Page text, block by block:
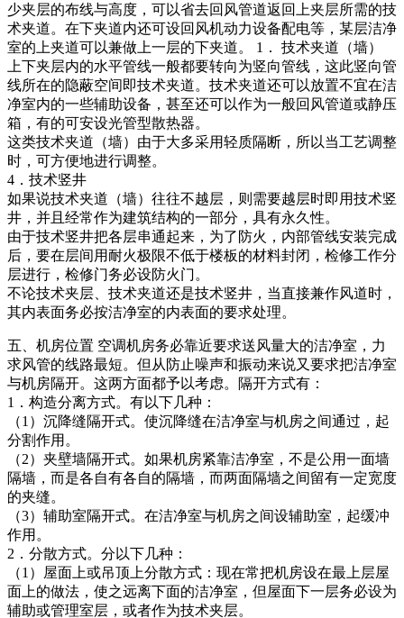
少夹层的布线与高度，可以省去回风管道返回上夹层所需的技
术夹道。在下夹道内还可设回风机动力设备配电等，某层洁净
室的上夹道可以兼做上一层的下夹道。 1． 技术夹道（墙）
上下夹层内的水平管线一般都要转向为竖向管线，这此竖向管
线所在的隐蔽空间即技术夹道。技术夹道还可以放置不宜在洁
净室内的一些辅助设备，甚至还可以作为一般回风管道或静压
箱，有的可安设光管型散热器。
这类技术夹道（墙）由于大多采用轻质隔断，所以当工艺调整
时，可方便地进行调整。
4．技术竖井
如果说技术夹道（墙）往往不越层，则需要越层时即用技术竖
井，并且经常作为建筑结构的一部分，具有永久性。
由于技术竖井把各层串通起来，为了防火，内部管线安装完成
后，要在层间用耐火极限不低于楼板的材料封闭，检修工作分
层进行，检修门务必设防火门。
不论技术夹层、技术夹道还是技术竖井，当直接兼作风道时，
其内表面务必按洁净室的内表面的要求处理。
五、机房位置 空调机房务必靠近要求送风量大的洁净室，力
求风管的线路最短。但从防止噪声和振动来说又要求把洁净室
与机房隔开。这两方面都予以考虑。隔开方式有：
1．构造分离方式。有以下几种：
（1）沉降缝隔开式。使沉降缝在洁净室与机房之间通过，起
分割作用。
（2）夹壁墙隔开式。如果机房紧靠洁净室，不是公用一面墙
隔墙，而是各自有各自的隔墙，而两面隔墙之间留有一定宽度
的夹缝。
（3）辅助室隔开式。在洁净室与机房之间设辅助室，起缓冲
作用。
2．分散方式。分以下几种：
（1）屋面上或吊顶上分散方式：现在常把机房设在最上层屋
面上的做法，使之远离下面的洁净室，但屋面下一层务必设为
辅助或管理室层，或者作为技术夹层。